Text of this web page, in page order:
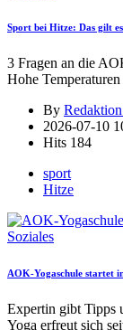
Sport bei Hitze: Das gilt
3 Fragen an die
Hohe
By
2026-07-10
Hits 184
sport
Hitze
Soziales
AOK-Yogaschule startet
Expertin gibt Tipps
Yoga erfreut sich